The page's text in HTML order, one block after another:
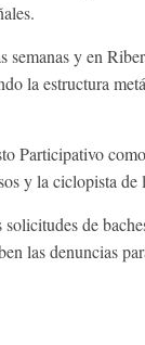
y en
la estructura
Participativo
y la ciclopista
de
las denuncias